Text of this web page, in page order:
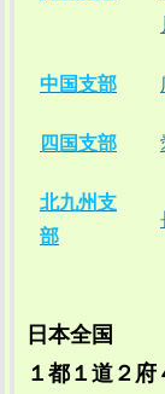
中国支部
四国支部
北九州支
部
日本全国
１都１道２